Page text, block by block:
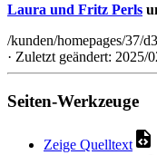
Laura und Fritz Perls
/kunden/homepages/37/
· Zuletzt geändert: 2025/
Seiten-Werkzeuge
Zeige Quelltext